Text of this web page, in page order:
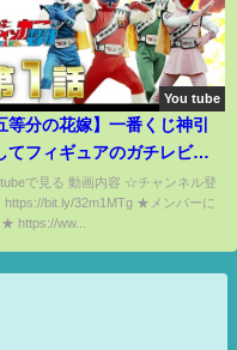
You tube
等分の花嫁】一番くじ神引
てフィギュアのガチレビュ
？【超神回】☆☆☆
で見る 動画内容 ☆チャンネル登
bit.ly/32m1MTg ★メンバーに
https://ww...